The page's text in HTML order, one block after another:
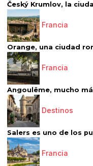
Český Krumlov, la
Francia
Orange, una ciudad
Francia
Angoulême, mucho
Destinos
Salers es uno de los
Francia